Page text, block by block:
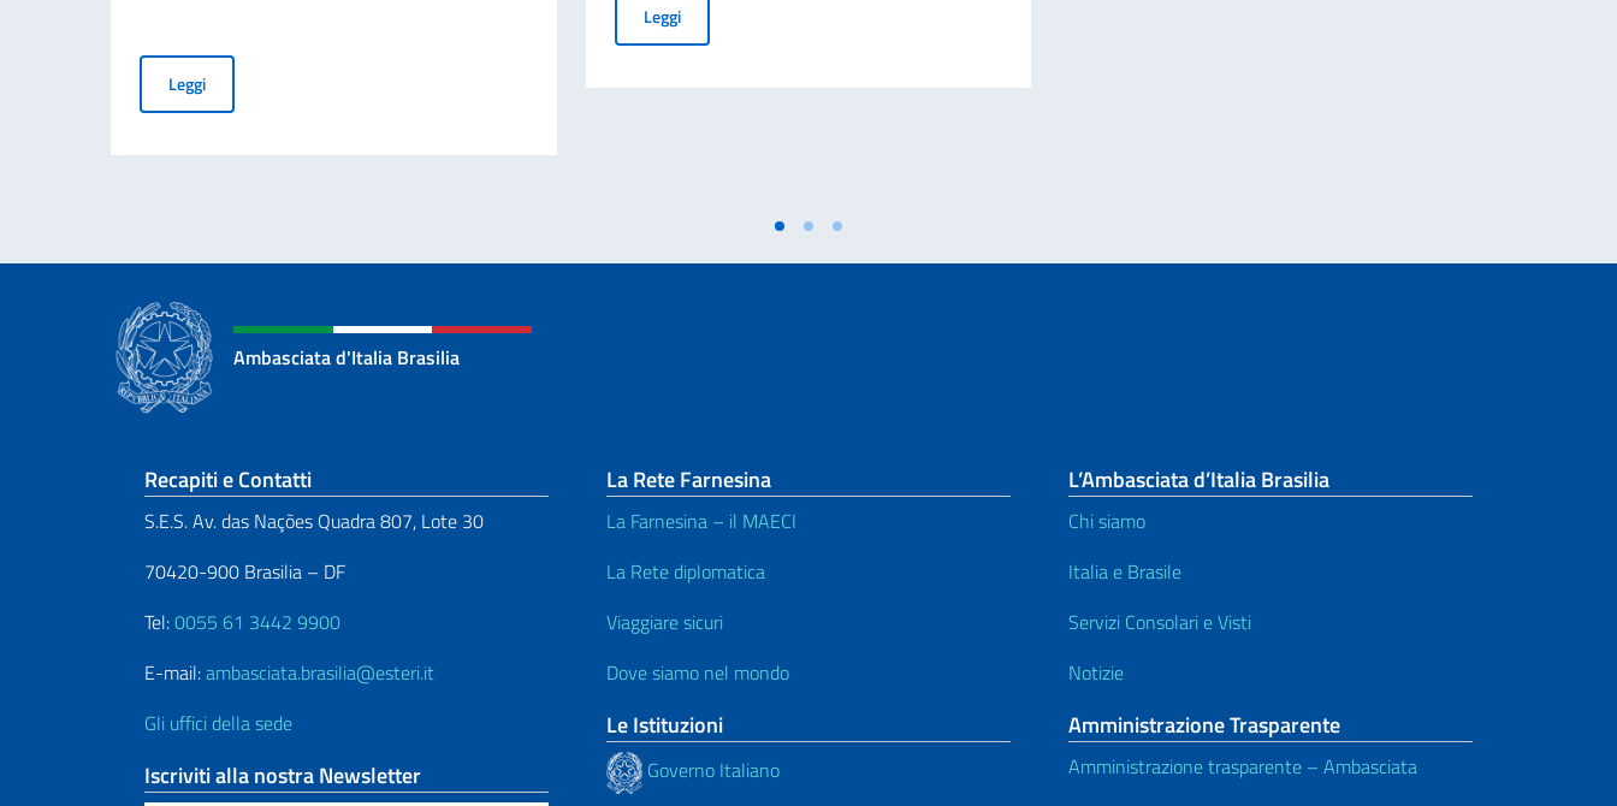
LeggiAvviso di pubblicità per contributi a soggetti privati per finalità di mantenimento della pace e della sicurezza internazionale e di attuazione di iniziative umanitarie e di tutela dei diritti umani
LeggiTerza edizione di ‘M’Illumino / D’Immenso’, Premio Internazionale di Traduzione di Poesia dall’Italiano al Portoghese
Ambasciata d'Italia Brasilia
Sezione footer
Recapiti e Contatti
S.E.S. Av. das Nações Quadra 807, Lote 30
70420-900 Brasilia – DF
Tel:0055 61 3442 9900
E-mail:ambasciata.brasilia@esteri.it
Gli uffici della sede
Iscriviti alla nostra Newsletter
La Rete Farnesina
La Farnesina – il MAECI
La Rete diplomatica
Viaggiare sicuri
Dove siamo nel mondo
Le Istituzioni
Governo Italiano
L’Ambasciata d’Italia Brasilia
Chi siamo
Italia e Brasile
Servizi Consolari e Visti
Notizie
Amministrazione Trasparente
Amministrazione trasparente – Ambasciata